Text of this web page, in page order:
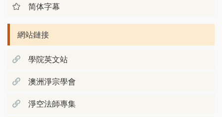
简体字幕
網站鏈接
學院英文站
澳洲淨宗學會
淨空法師專集